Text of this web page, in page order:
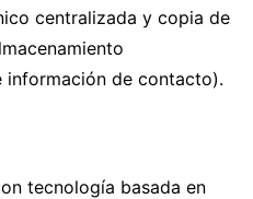
centralizada y copia de
de contacto).
tecnología basada en